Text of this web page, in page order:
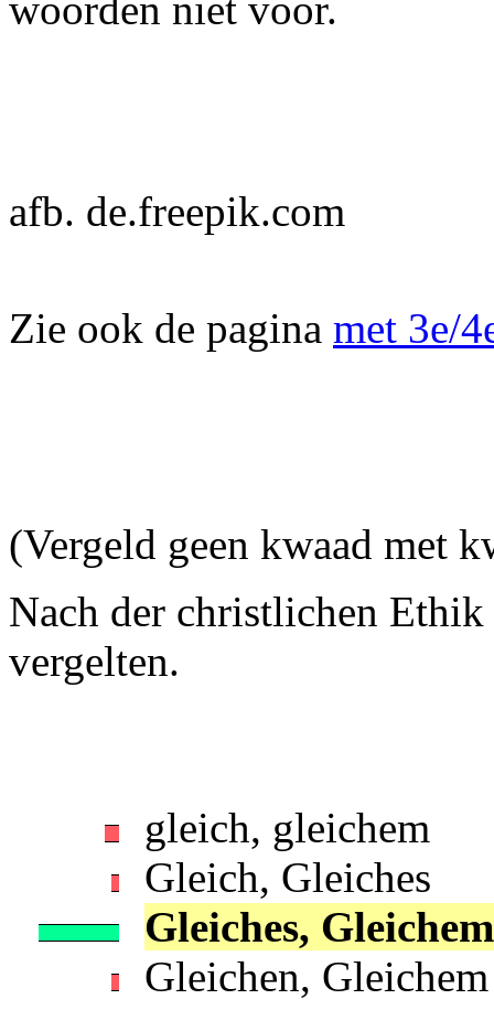
afb. de.freepik.com
Zie ook de pagina met 3e/
(Vergeld geen kwaad met
Nach der christlichen
vergelten.
gleich, gleichem
Gleich, Gleiches
Gleiches, Gleichem
Gleichen, Gleichem